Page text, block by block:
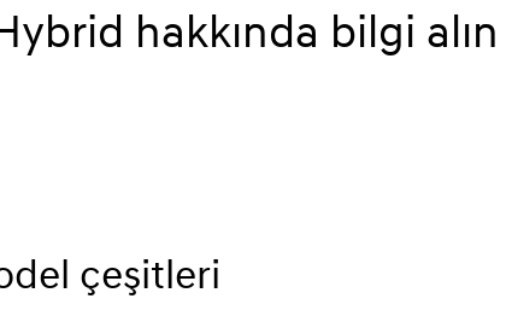
hakkında bilgi alın
çeşitleri